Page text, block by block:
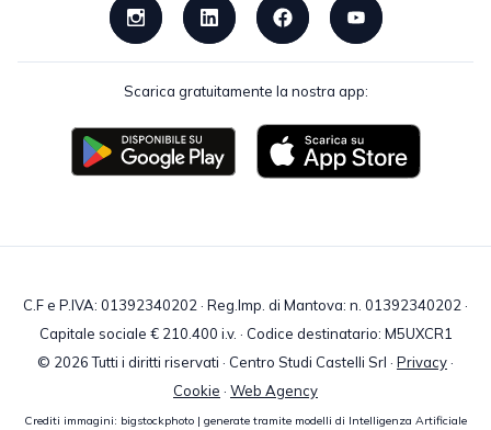
Scarica gratuitamente la nostra app:
C.F e P.IVA: 01392340202 · Reg.Imp. di Mantova: n. 01392340202 ·
Capitale sociale € 210.400 i.v. · Codice destinatario: M5UXCR1
© 2026 Tutti i diritti riservati · Centro Studi Castelli Srl · Privacy·
Cookie · Web Agency
Crediti immagini: bigstockphoto | generate tramite modelli di Intelligenza Artificiale